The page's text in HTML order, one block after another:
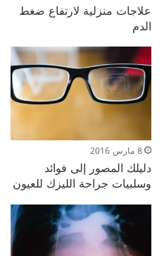
علاجات منزلية لارتفاع ضغط
الدم
8 مارس 2016
دليلك المصور إلى فوائد
وسلبيات جراحة الليزك للعيون